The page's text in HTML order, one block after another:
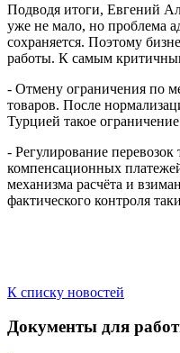
Подводя итоги, Евгений
уже не мало, но проблема
сохраняется. Поэтому
работы. К самым
- Отмену ограничения по
товаров. После
Турцией такое
- Регулирование
компенсационных
механизма расчёта и
фактического контроля
К списку новостей
Документы для